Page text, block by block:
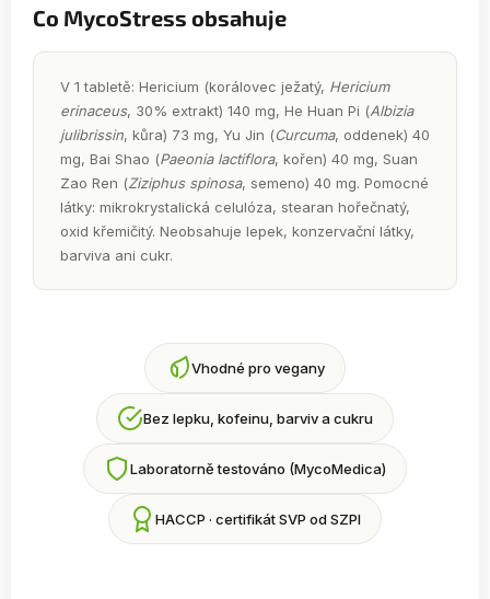
Co MycoStress obsahuje
V 1 tabletě: Hericium (korálovec ježatý, Hericium
erinaceus, 30% extrakt) 140 mg, He Huan Pi (Albizia
julibrissin, kůra) 73 mg, Yu Jin (Curcuma, oddenek) 40
mg, Bai Shao (Paeonia lactiflora, kořen) 40 mg, Suan
Zao Ren (Ziziphus spinosa, semeno) 40 mg. Pomocné
látky: mikrokrystalická celulóza, stearan hořečnatý,
oxid křemičitý. Neobsahuje lepek, konzervační látky,
barviva ani cukr.
Vhodné pro vegany
Bez lepku, kofeinu, barviv a cukru
Laboratorně testováno (MycoMedica)
HACCP · certifikát SVP od SZPI